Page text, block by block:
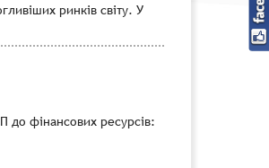
ринків світу. У
до фінансових ресурсів: